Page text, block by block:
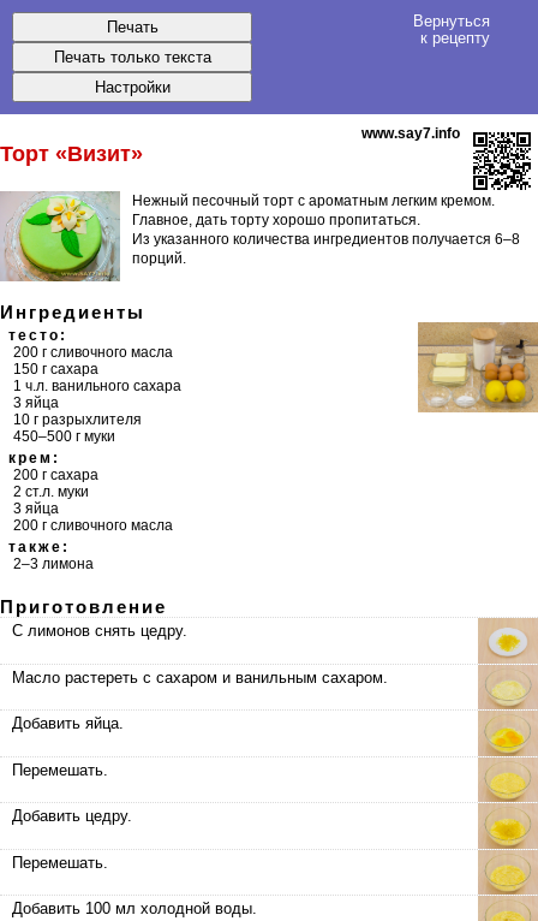
Вернуться
к рецепту
www.say7.info
Торт «Визит»
Нежный песочный торт с ароматным легким кремом.
Главное, дать торту хорошо пропитаться.
Из указанного количества ингредиентов получается 6–8
порций.
Ингредиенты
тесто:
200 г сливочного масла
150 г сахара
1 ч.л. ванильного сахара
3 яйца
10 г разрыхлителя
450–500 г муки
крем:
200 г сахара
2 ст.л. муки
3 яйца
200 г сливочного масла
также:
2–3 лимона
Приготовление
С лимонов снять цедру.
Масло растереть с сахаром и ванильным сахаром.
Добавить яйца.
Перемешать.
Добавить цедру.
Перемешать.
Добавить 100 мл холодной воды.